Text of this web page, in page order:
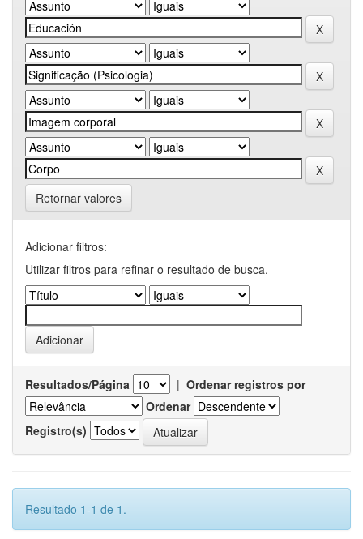
Retornar valores
Adicionar filtros:
Utilizar filtros para refinar o resultado de busca.
Resultados/Página | Ordenar registros por
Ordenar
Registro(s)
Resultado 1-1 de 1.